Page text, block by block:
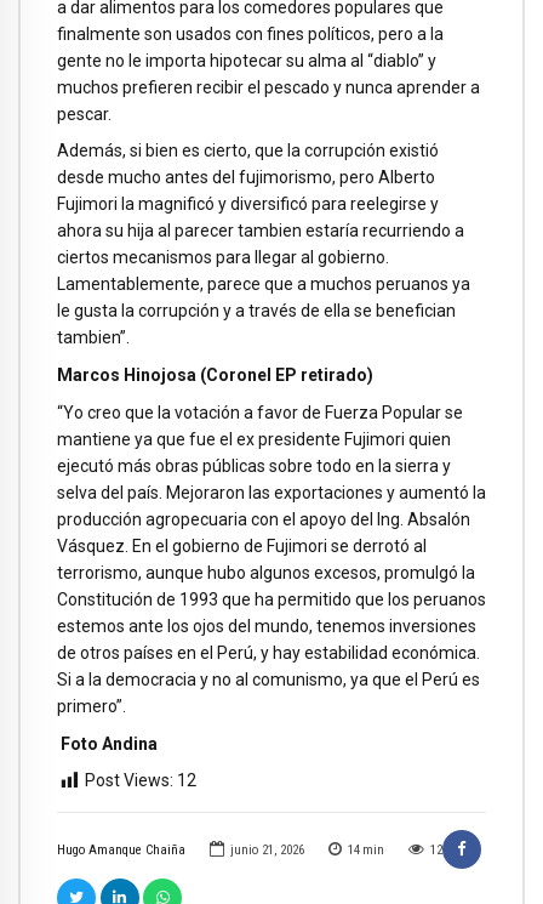
Hugo Amanque Chaiña junio 21, 2026 14 min 12
a dar alimentos para los comedores populares que
finalmente son usados con fines políticos, pero a la
gente no le importa hipotecar su alma al “diablo” y
muchos prefieren recibir el pescado y nunca aprender a
pescar.
Además, si bien es cierto, que la corrupción existió
desde mucho antes del fujimorismo, pero Alberto
Fujimori la magnificó y diversificó para reelegirse y
ahora su hija al parecer tambien estaría recurriendo a
ciertos mecanismos para llegar al gobierno.
Lamentablemente, parece que a muchos peruanos ya
le gusta la corrupción y a través de ella se benefician
tambien”.
Marcos Hinojosa (Coronel EP retirado)
“Yo creo que la votación a favor de Fuerza Popular se
mantiene ya que fue el ex presidente Fujimori quien
ejecutó más obras públicas sobre todo en la sierra y
selva del país. Mejoraron las exportaciones y aumentó la
producción agropecuaria con el apoyo del Ing. Absalón
Vásquez. En el gobierno de Fujimori se derrotó al
terrorismo, aunque hubo algunos excesos, promulgó la
Constitución de 1993 que ha permitido que los peruanos
estemos ante los ojos del mundo, tenemos inversiones
de otros países en el Perú, y hay estabilidad económica.
Si a la democracia y no al comunismo, ya que el Perú es
primero”.
Foto Andina
Post Views: 12